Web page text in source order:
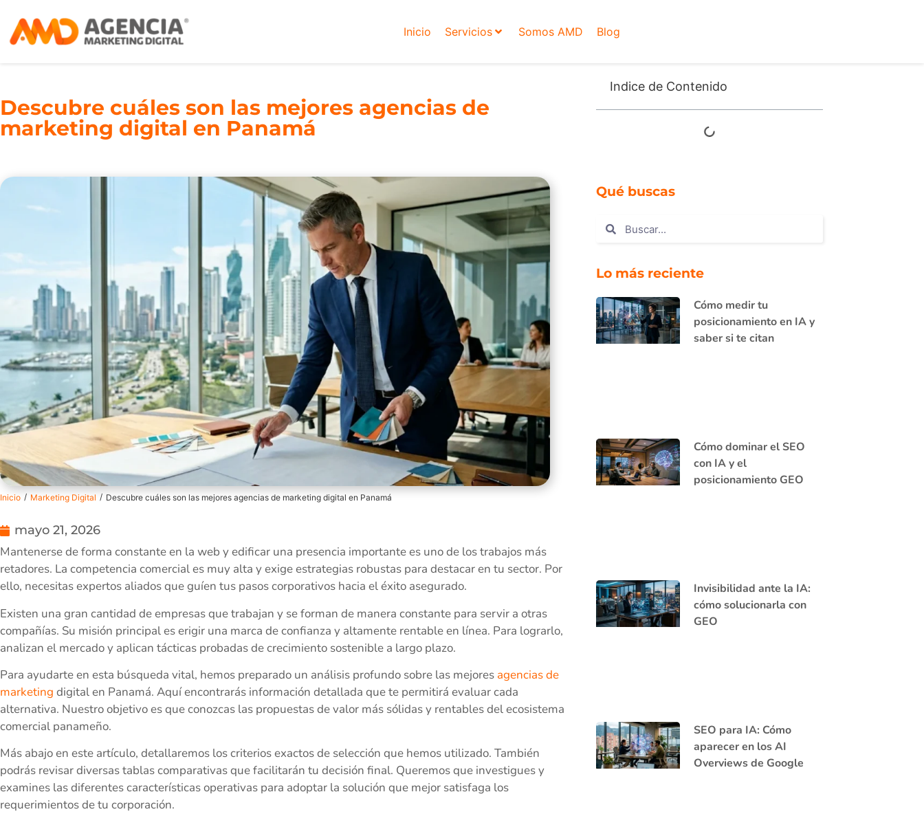
Inicio Servicios Somos AMD Blog
Descubre cuáles son las mejores agencias de
marketing digital en Panamá
Inicio / Marketing Digital / Descubre cuáles son las mejores agencias de marketing digital en Panamá
mayo 21, 2026
Mantenerse de forma constante en la web y edificar una presencia importante es uno de los trabajos más
retadores. La competencia comercial es muy alta y exige estrategias robustas para destacar en tu sector. Por
ello, necesitas expertos aliados que guíen tus pasos corporativos hacia el éxito asegurado.
Existen una gran cantidad de empresas que trabajan y se forman de manera constante para servir a otras
compañías. Su misión principal es erigir una marca de confianza y altamente rentable en línea. Para lograrlo,
analizan el mercado y aplican tácticas probadas de crecimiento sostenible a largo plazo.
Para ayudarte en esta búsqueda vital, hemos preparado un análisis profundo sobre las mejores agencias de
marketing digital en Panamá. Aquí encontrarás información detallada que te permitirá evaluar cada
alternativa. Nuestro objetivo es que conozcas las propuestas de valor más sólidas y rentables del ecosistema
comercial panameño.
Más abajo en este artículo, detallaremos los criterios exactos de selección que hemos utilizado. También
podrás revisar diversas tablas comparativas que facilitarán tu decisión final. Queremos que investigues y
examines las diferentes características operativas para adoptar la solución que mejor satisfaga los
requerimientos de tu corporación.
Indice de Contenido
Qué buscas
Lo más reciente
Cómo medir tu
posicionamiento en IA y
saber si te citan
Cómo dominar el SEO
con IA y el
posicionamiento GEO
Invisibilidad ante la IA:
cómo solucionarla con
GEO
SEO para IA: Cómo
aparecer en los AI
Overviews de Google